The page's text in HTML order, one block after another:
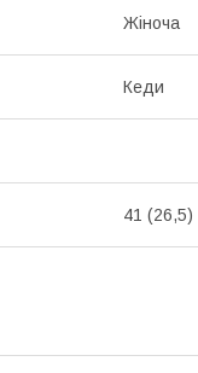
Жіноча
Кеди
41 (26,5)